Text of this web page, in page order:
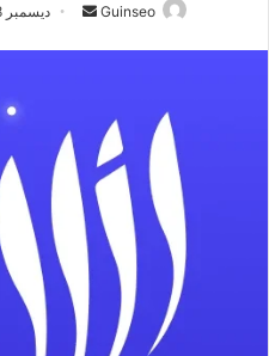
Guinseo
أرسلديسمبر 18, 2025